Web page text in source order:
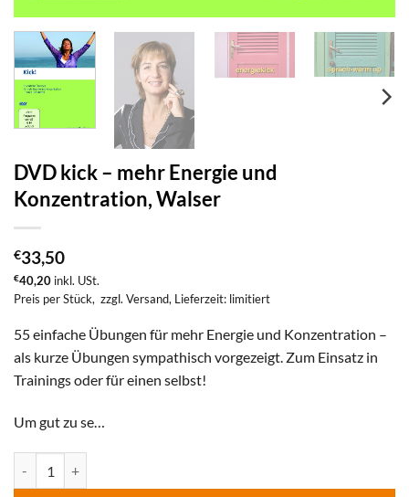
DVD kick – mehr Energie und
Konzentration, Walser
€33,50
€40,20 inkl. USt.
Preis per Stück, zzgl. Versand, Lieferzeit: limitiert
55 einfache Übungen für mehr Energie und Konzentration –
als kurze Übungen sympathisch vorgezeigt. Zum Einsatz in
Trainings oder für einen selbst!
Um gut zu se…